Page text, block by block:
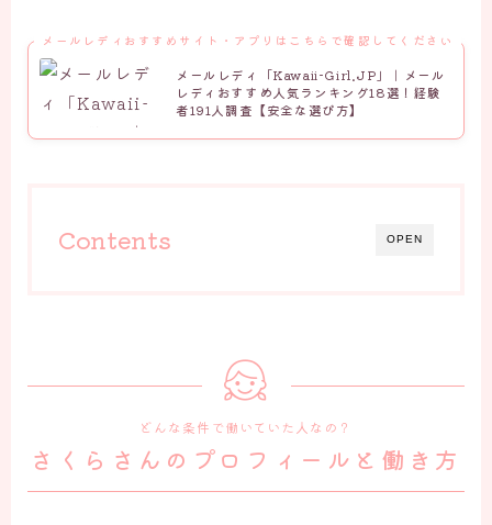
メールレディおすすめサイト・アプリはこちらで確認してください
メールレディ「Kawaii-Girl.JP」｜メール
レディおすすめ人気ランキング18選！経験
者191人調査【安全な選び方】
OPEN
Contents
どんな条件で働いていた人なの？
さくらさんのプロフィールと働き方